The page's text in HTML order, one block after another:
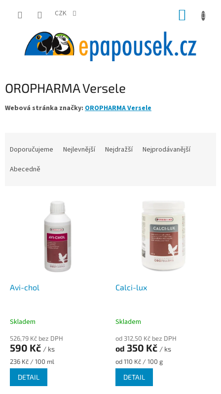
CZK
OROPHARMA Versele
Webová stránka značky: OROPHARMA Versele
Doporučujeme Nejlevnější Nejdražší
Nejprodávanější
Abecedně
Avi-chol
Skladem
526,79 Kč bez DPH
590 Kč / ks
Měrná
cena:
236 Kč / 100 ml
DETAIL
Calci-lux
Skladem
od 312,50 Kč bez DPH
od 350 Kč / ks
Měrná
cena:
od 110 Kč / 100 g
DETAIL